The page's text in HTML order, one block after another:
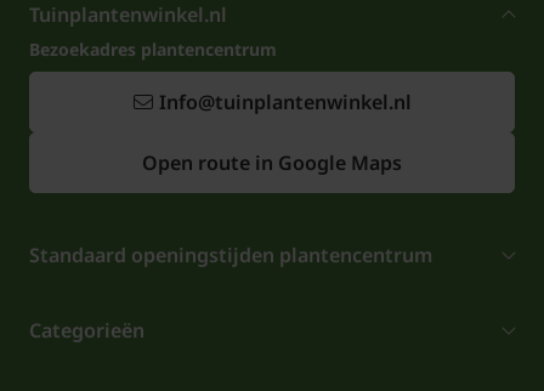
Tuinplantenwinkel.nl
Bezoekadres plantencentrum
Info@tuinplantenwinkel.nl
Open route in Google Maps
Standaard openingstijden plantencentrum
Categorieën